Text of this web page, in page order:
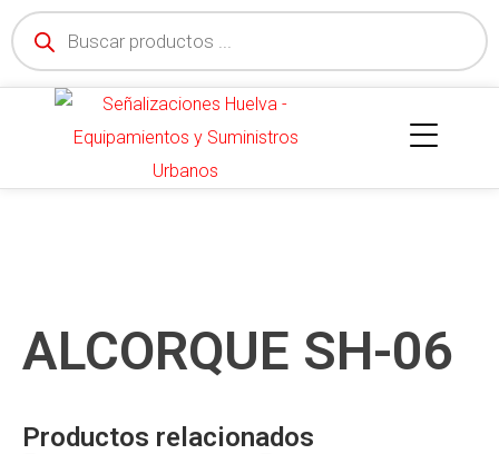
ALCORQUE SH-06
Productos relacionados